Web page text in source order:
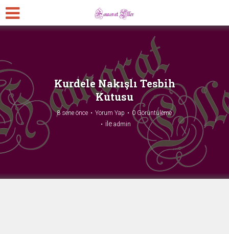
Kurdele Nakışlı Tesbih
Kutusu
8 sene önce Yorum Yap 0 Görüntüleme
ile admin